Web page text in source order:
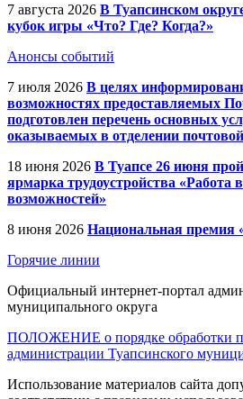
7 августа 2026 В Туапсинском
кубок игры «Что? Где? Когда?»
Анонсы событий
7 июля 2026 В целях
возможностях предоставляемых
подготовлен перечень основных
оказываемых в отделении
18 июня 2026 В Туапсе 26 июня
ярмарка трудоустройства «Работа
возможностей»
8 июня 2026 Национальная премия
Горячие линии
Официальный интернет-портал
муниципального округа
ПОЛОЖЕНИЕ о порядке обработки
администрации Туапсинского
Использование материалов сайта